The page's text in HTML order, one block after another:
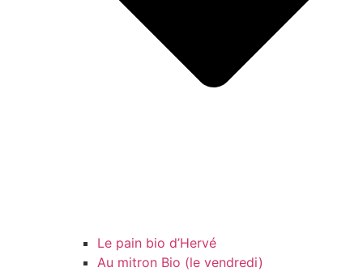
Le pain bio d’Hervé
Au mitron Bio (le vendredi)